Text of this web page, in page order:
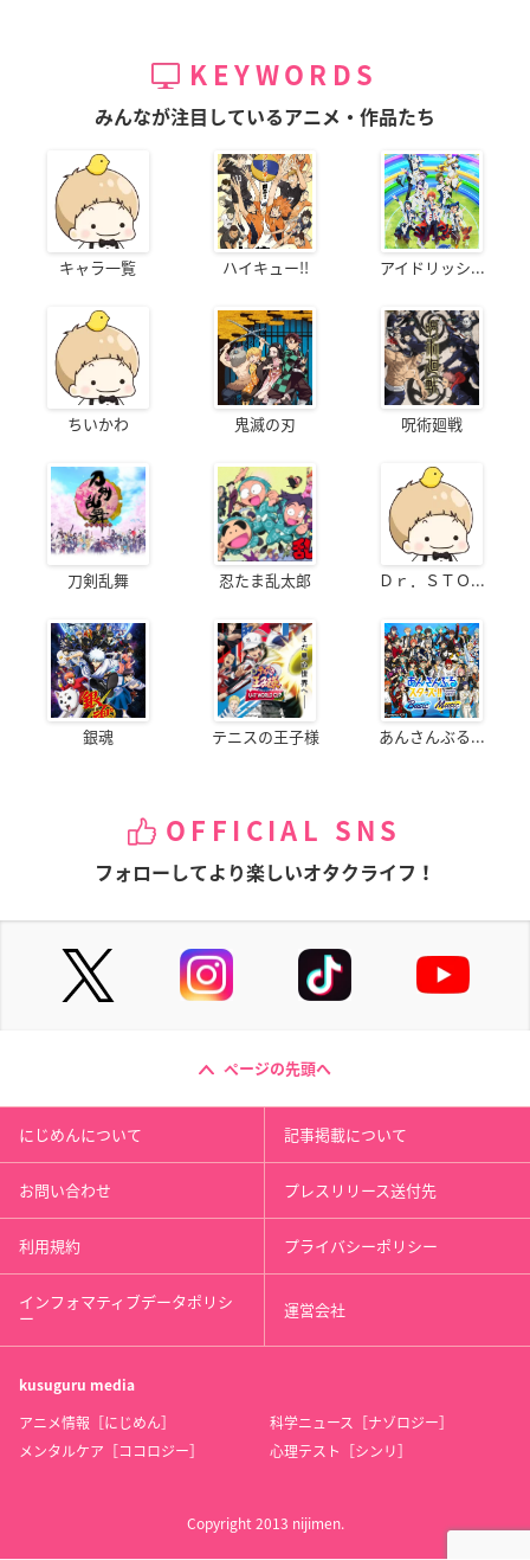
KEYWORDS
みんなが注目しているアニメ・作品たち
キャラ一覧 ハイキュー!! アイドリッシ...
ちいかわ 鬼滅の刃 呪術廻戦
刀剣乱舞 忍たま乱太郎 Ｄｒ．ＳＴＯ...
銀魂 テニスの王子様 あんさんぶる...
OFFICIAL SNS
フォローしてより楽しいオタクライフ！
ページの先頭へ
にじめんについて 記事掲載について
お問い合わせ プレスリリース送付先
利用規約 プライバシーポリシー
インフォマティブデータポリシ
ー 運営会社
kusuguru media
アニメ情報［にじめん］
科学ニュース［ナゾロジー］
メンタルケア［ココロジー］
心理テスト［シンリ］
Copyright 2013 nijimen.